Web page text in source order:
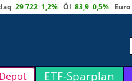
29 722 1,2% Öl 83,9 0,5% Euro
ETF-Sparplan